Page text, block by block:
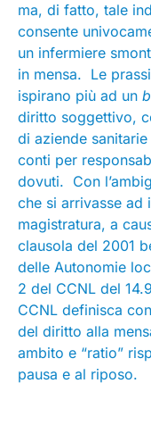
ma, di fatto, tale
consente
un infermiere
in mensa. Le
ispirano più ad un
diritto soggettivo,
di aziende
conti per
dovuti. Con
che si arrivasse ad
magistratura, a
clausola del 2001
delle Autonomie
2 del CCNL del
CCNL definisca
del diritto alla
ambito e “ratio”
pausa e al riposo.